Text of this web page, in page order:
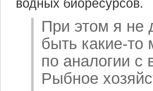
водных биоресурсов.
При этом я не
быть какие-то
по аналогии с
Рыбное